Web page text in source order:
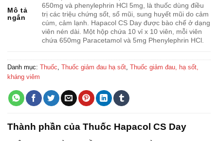
Mô tả
ngắn
650mg và phenylephrin HCl 5mg, là thuốc dùng điều
trị các triệu chứng sốt, sổ mũi, sung huyết mũi do cảm
cúm, cảm lạnh. Hapacol CS Day được bào chế ở dạng
viên nén dài. Một hộp chứa 10 vỉ x 10 viên, mỗi viên
chứa 650mg Paracetamol và 5mg Phenylephrin HCl.
Danh mục: Thuốc Thuốc giảm đau hạ sốt Thuốc giảm đau, hạ sốt,
kháng viêm
Thành phần của Thuốc Hapacol CS Day